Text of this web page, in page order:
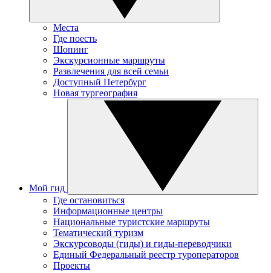
Места
Где поесть
Шопинг
Экскурсионные маршруты
Развлечения для всей семьи
Доступный Петербург
Новая тургеография
Мой гид
Где остановиться
Информационные центры
Национальные туристские маршруты
Тематический туризм
Экскурсоводы (гиды) и гиды-переводчики
Единый Федеральный реестр туроператоров
Проекты